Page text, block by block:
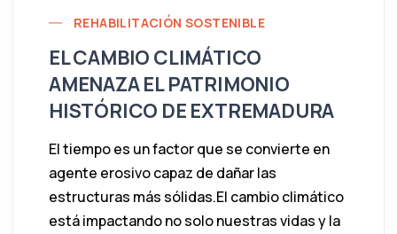
REHABILITACIÓN SOSTENIBLE
EL CAMBIO CLIMÁTICO
AMENAZA EL PATRIMONIO
HISTÓRICO DE EXTREMADURA
El tiempo es un factor que se convierte en
agente erosivo capaz de dañar las
estructuras más sólidas.El cambio climático
está impactando no solo nuestras vidas y la